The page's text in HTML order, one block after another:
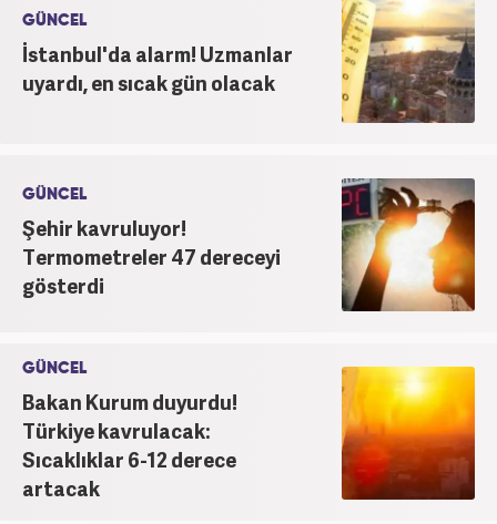
GÜNCEL
İstanbul'da alarm! Uzmanlar
uyardı, en sıcak gün olacak
GÜNCEL
Şehir kavruluyor!
Termometreler 47 dereceyi
gösterdi
GÜNCEL
Bakan Kurum duyurdu!
Türkiye kavrulacak:
Sıcaklıklar 6-12 derece
artacak